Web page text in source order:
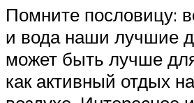
Помните пословицу:
и вода наши лучшие
может быть лучше
как активный отдых